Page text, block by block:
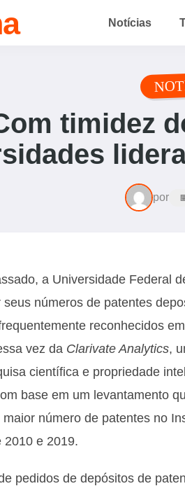
Notícias
timidez
por
a Universidade Federal
seus números de patentes
reconhecidos em
vez da Clarivate Analytics,
científica e propriedade
base em um levantamento
maior número de patentes no
2010 e 2019.
pedidos de depósitos de